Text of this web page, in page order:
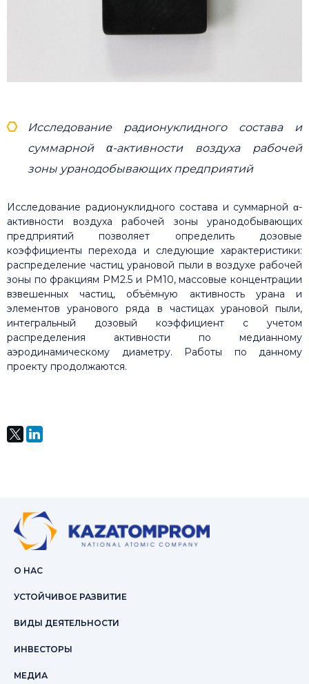
Исследование радионуклидного состава и
суммарной α-активности воздуха рабочей
зоны уранодобывающих предприятий
Исследование радионуклидного состава и суммарной α-
активности воздуха рабочей зоны уранодобывающих
предприятий позволяет определить дозовые
коэффициенты перехода и следующие характеристики:
распределение частиц урановой пыли в воздухе рабочей
зоны по фракциям PM2.5 и PM10, массовые концентрации
взвешенных частиц, объёмную активность урана и
элементов уранового ряда в частицах урановой пыли,
интегральный дозовый коэффициент с учетом
распределения активности по медианному
аэродинамическому диаметру. Работы по данному
проекту продолжаются.
О НАС
УСТОЙЧИВОЕ РАЗВИТИЕ
ВИДЫ ДЕЯТЕЛЬНОСТИ
ИНВЕСТОРЫ
МЕДИА